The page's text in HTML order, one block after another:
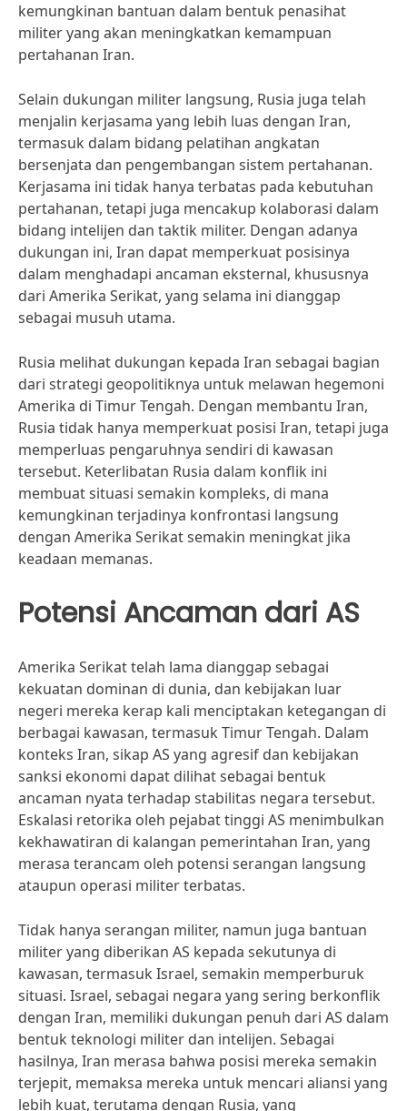
kemungkinan bantuan dalam bentuk penasihat
militer yang akan meningkatkan kemampuan
pertahanan Iran.
Selain dukungan militer langsung, Rusia juga telah
menjalin kerjasama yang lebih luas dengan Iran,
termasuk dalam bidang pelatihan angkatan
bersenjata dan pengembangan sistem pertahanan.
Kerjasama ini tidak hanya terbatas pada kebutuhan
pertahanan, tetapi juga mencakup kolaborasi dalam
bidang intelijen dan taktik militer. Dengan adanya
dukungan ini, Iran dapat memperkuat posisinya
dalam menghadapi ancaman eksternal, khususnya
dari Amerika Serikat, yang selama ini dianggap
sebagai musuh utama.
Rusia melihat dukungan kepada Iran sebagai bagian
dari strategi geopolitiknya untuk melawan hegemoni
Amerika di Timur Tengah. Dengan membantu Iran,
Rusia tidak hanya memperkuat posisi Iran, tetapi juga
memperluas pengaruhnya sendiri di kawasan
tersebut. Keterlibatan Rusia dalam konflik ini
membuat situasi semakin kompleks, di mana
kemungkinan terjadinya konfrontasi langsung
dengan Amerika Serikat semakin meningkat jika
keadaan memanas.
Potensi Ancaman dari AS
Amerika Serikat telah lama dianggap sebagai
kekuatan dominan di dunia, dan kebijakan luar
negeri mereka kerap kali menciptakan ketegangan di
berbagai kawasan, termasuk Timur Tengah. Dalam
konteks Iran, sikap AS yang agresif dan kebijakan
sanksi ekonomi dapat dilihat sebagai bentuk
ancaman nyata terhadap stabilitas negara tersebut.
Eskalasi retorika oleh pejabat tinggi AS menimbulkan
kekhawatiran di kalangan pemerintahan Iran, yang
merasa terancam oleh potensi serangan langsung
ataupun operasi militer terbatas.
Tidak hanya serangan militer, namun juga bantuan
militer yang diberikan AS kepada sekutunya di
kawasan, termasuk Israel, semakin memperburuk
situasi. Israel, sebagai negara yang sering berkonflik
dengan Iran, memiliki dukungan penuh dari AS dalam
bentuk teknologi militer dan intelijen. Sebagai
hasilnya, Iran merasa bahwa posisi mereka semakin
terjepit, memaksa mereka untuk mencari aliansi yang
lebih kuat, terutama dengan Rusia, yang